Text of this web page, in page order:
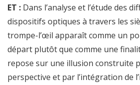
ET : Dans l’analyse et l’étude des
dispositifs optiques à travers les
trompe-l’œil apparaît comme un
départ plutôt que comme une
repose sur une illusion construite
perspective et par l’intégration de